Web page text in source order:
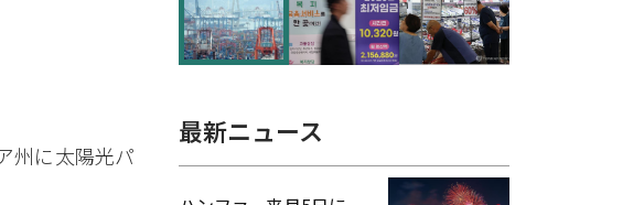
州に太陽光パ
最大」…輸出が初の1000億ドル突破
最新ニュース